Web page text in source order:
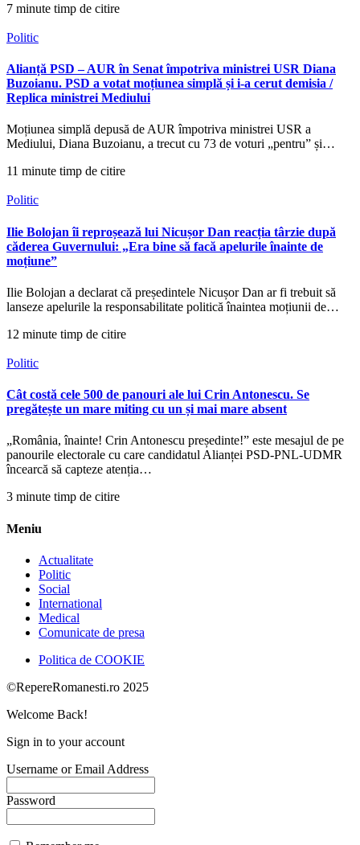
7 minute timp de citire
Politic
Alianță PSD – AUR în Senat împotriva ministrei USR Diana
Buzoianu. PSD a votat moțiunea simplă și i-a cerut demisia /
Replica ministrei Mediului
Moțiunea simplă depusă de AUR împotriva ministrei USR a
Mediului, Diana Buzoianu, a trecut cu 73 de voturi „pentru” și…
11 minute timp de citire
Politic
Ilie Bolojan îi reproșează lui Nicușor Dan reacția târzie după
căderea Guvernului: „Era bine să facă apelurile înainte de
moțiune”
Ilie Bolojan a declarat că președintele Nicușor Dan ar fi trebuit să
lanseze apelurile la responsabilitate politică înaintea moțiunii de…
12 minute timp de citire
Politic
Cât costă cele 500 de panouri ale lui Crin Antonescu. Se
pregătește un mare miting cu un și mai mare absent
„România, înainte! Crin Antonescu președinte!” este mesajul de pe
panourile electorale cu care candidatul Alianței PSD-PNL-UDMR
încearcă să capteze atenția…
3 minute timp de citire
Meniu
Actualitate
Politic
Social
International
Medical
Comunicate de presa
Politica de COOKIE
©RepereRomanesti.ro 2025
Welcome Back!
Sign in to your account
Username or Email Address
Password